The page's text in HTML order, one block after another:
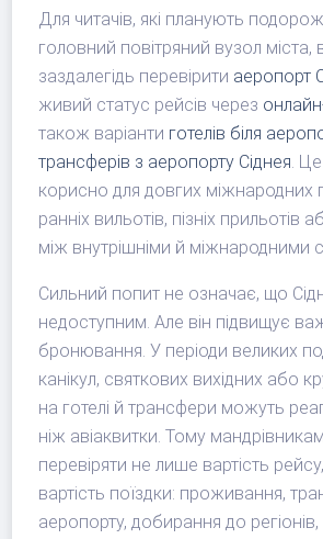
Для читачів, які планують
головний повітряний вузол міста,
заздалегідь перевірити аеропорт
живий статус рейсів через
також варіанти готелів біля
трансферів з аеропорту Сіднея.
корисно для довгих міжнародних
ранніх вильотів, пізніх прильотів
між внутрішніми й міжнародними
Сильний попит не означає, що
недоступним. Але він підвищує
бронювання. У періоди великих
канікул, святкових вихідних або
на готелі й трансфери можуть
ніж авіаквитки. Тому
перевіряти не лише вартість
вартість поїздки: проживання,
аеропорту, добирання до